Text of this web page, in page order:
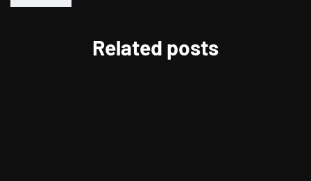
Related posts
FOOD FOR THOUGHTS